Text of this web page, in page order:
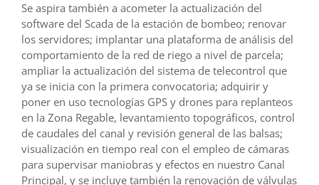
Se aspira también a acometer la actualización del
software del Scada de la estación de bombeo; renovar
los servidores; implantar una plataforma de análisis del
comportamiento de la red de riego a nivel de parcela;
ampliar la actualización del sistema de telecontrol que
ya se inicia con la primera convocatoria; adquirir y
poner en uso tecnologías GPS y drones para replanteos
en la Zona Regable, levantamiento topográficos, control
de caudales del canal y revisión general de las balsas;
visualización en tiempo real con el empleo de cámaras
para supervisar maniobras y efectos en nuestro Canal
Principal, y se incluye también la renovación de válvulas